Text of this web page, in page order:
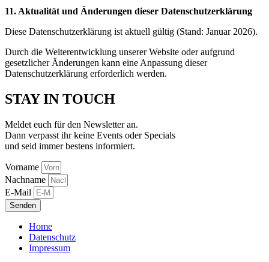
11. Aktualität und Änderungen dieser Datenschutzerklärung
Diese Datenschutzerklärung ist aktuell gültig (Stand: Januar 2026).
Durch die Weiterentwicklung unserer Website oder aufgrund
gesetzlicher Änderungen kann eine Anpassung dieser
Datenschutzerklärung erforderlich werden.
STAY IN TOUCH
Meldet euch für den Newsletter an.
Dann verpasst ihr keine Events oder Specials
und seid immer bestens informiert.
Vorname
Nachname
E-Mail
Senden
Home
Datenschutz
Impressum